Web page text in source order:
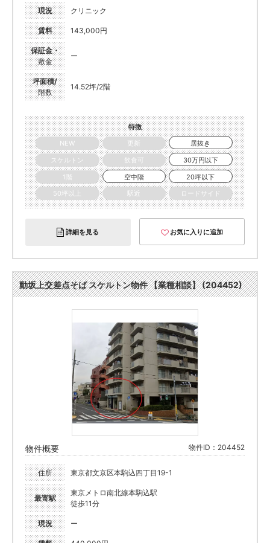
現況 クリニック
賃料 143,000円
保証金・
敷金
ー
坪面積/
階数
14.52坪/2階
特徴
NEW
更新
居抜き
スケルトン
飲食可
30万円以下
1階
空中階
20坪以下
50坪以上
駅近 ロードサイド
詳細を見る お気に入りに追加
動坂上交差点そば スケルトン物件 【業種相談】 (204452)
物件概要 物件ID：204452
住所 東京都文京区本駒込四丁目19-1
最寄駅
東京メトロ南北線本駒込駅
徒歩11分
現況 ー